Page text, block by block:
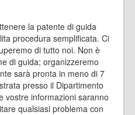
la patente di guida
procedura semplificata. Ci
di tutto noi. Non è
di guida; organizzeremo
sarà pronta in meno di 7
presso il Dipartimento
vostre informazioni saranno
qualsiasi problema con